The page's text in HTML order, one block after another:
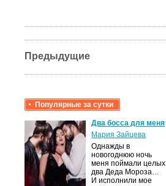
Предыдущие
Популярные за сутки
Два босса для меня
Мария Зайцева
Однажды в
новогоднюю ночь
меня поймали целых
два Деда Мороза…
И исполнили мое